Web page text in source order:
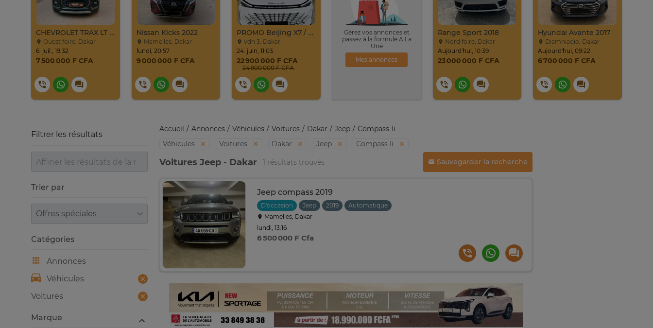
CHEVROLET TRAX LT 2017
Ouest foire, Dakar
6. juil., 19:32
7 500 000 F CFA
Nissan Kicks 2022
Mamelles, Dakar
lundi, 20:57
9 000 000 F CFA
PROMO Beijing X7 / 2025
vdn 3, Dakar
24. juin, 11:03
22 900 000 F CFA
24 900 000 F CFA
Gérez vos annonces et
passez à la formule A La
Une
Mes annonces
Range Sport 2018
Nord foire, Dakar
Aujourd'hui, 10:39
23 000 000 F CFA
Hyundai Avante 2017
Diamniadio, Dakar
Aujourd'hui, 09:22
6 700 000 F CFA
Accueil Annonces Véhicules Voitures Dakar Jeep
Compass-Ii
Véhicules
Voitures Dakar Jeep Compass Ii
Voitures Jeep - Dakar 1 résultats trouvés Sauvegarder la recherche
Jeep compass 2019
D'occasion Jeep 2019
Automatique
Mamelles, Dakar
lundi, 13:16
6 500 000 F Cfa
Filtrer les résultats
Trier par
Trier par
Catégories
Annonces
Véhicules
Voitures
Marque